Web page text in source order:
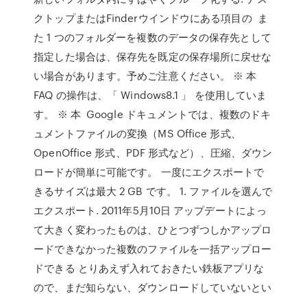
クトップまたはFinderウインドウにある項目の ま
た 1 つのフォルダーを複数のデータの保存先として
指定した場合は、保存先を既定の保存場所に戻せな
い場合があります。予めご注意ください。 ※ 本
FAQ の操作は、「 Windows8.1 」 を使用していま
す。 ※ 本 Google ドキュメントでは、複数のドキ
ュメントファイルの変換（MS Office 形式、
OpenOffice 形式、PDF 形式など）、圧縮、ダウン
ロードが簡単に可能です。 一度にエクスポートで
きるサイズは最大 2 GB です。 1. ファイルを選んで
エクスポート. 2011年5月10日 アップデートによっ
て大きく変わったものは、ひとつずつしかアップロ
ードできなかった複数のファイルを一括アップロー
ドできる とりあえず入れておきたい鉄板アプリな
ので、まだ知らない、ダウンロードしていないとい